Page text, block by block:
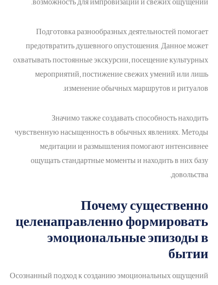
возможность для импровизации и свежих ощущений.
Подготовка разнообразных деятельностей помогает
предотвратить душевного опустошения. Данное может
охватывать постоянные экскурсии, посещение культурных
мероприятий, постижение свежих умений или лишь
изменение обычных маршрутов и ритуалов.
Значимо также создавать способность находить
чувственную насыщенность в обычных явлениях. Методы
медитации и размышления помогают интенсивнее
ощущать стандартные моменты и находить в них базу
довольства.
Почему существенно
целенаправленно формировать
эмоциональные эпизоды в
бытии
Осознанный подход к созданию эмоциональных ощущений